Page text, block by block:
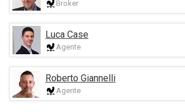
Broker
Luca Case
Agente
Roberto Giannelli
Agente